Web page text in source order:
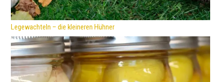
Legewachteln – die kleineren Hühner